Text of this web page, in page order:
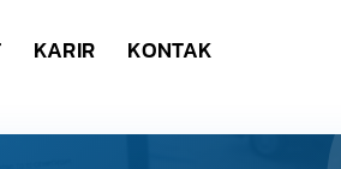
KARIR KONTAK